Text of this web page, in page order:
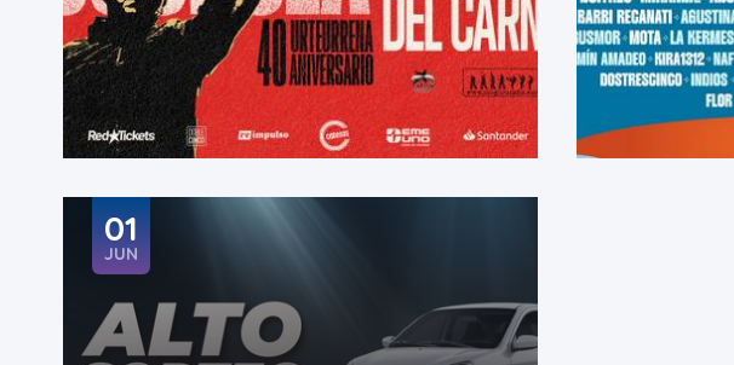
01
JUN